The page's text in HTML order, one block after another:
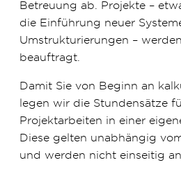
Betreuung ab. Projekte –
die Einführung neuer
Umstrukturierungen –
beauftragt.
Damit Sie von Beginn an
legen wir die Stundensätze
Projektarbeiten in einer
Diese gelten unabhängig
und werden nicht einseitig